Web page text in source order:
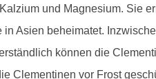
und Magnesium. Sie
Asien beheimatet.
können die
Clementinen vor Frost